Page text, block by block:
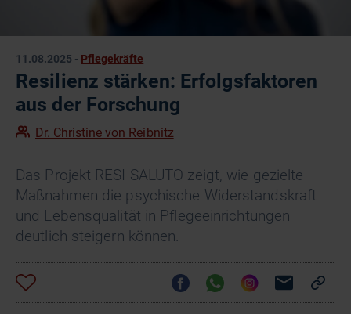
11.08.2025 - Pflegekräfte
Resilienz stärken: Erfolgsfaktoren
aus der Forschung
Dr. Christine von Reibnitz
Das Projekt RESI SALUTO zeigt, wie gezielte
Maßnahmen die psychische Widerstandskraft
und Lebensqualität in Pflegeeinrichtungen
deutlich steigern können.